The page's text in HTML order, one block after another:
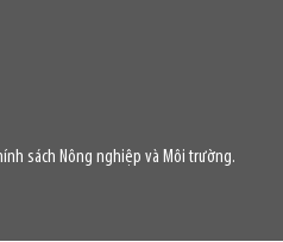
sách Nông nghiệp và Môi trường.